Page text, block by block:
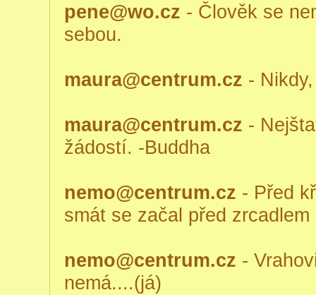
pene@wo.cz - Člověk se
sebou.
maura@centrum.cz -
maura@centrum.cz -
žádostí. -Buddha
nemo@centrum.cz - Před
smát se začal před
nemo@centrum.cz -
nemá....(já)